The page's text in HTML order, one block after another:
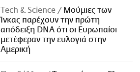
Τech & Science
Μούμιες των
Ίνκας παρέχουν την πρώτη
απόδειξη DNA ότι οι Ευρωπαίοι
μετέφεραν την ευλογιά στην
Αμερική